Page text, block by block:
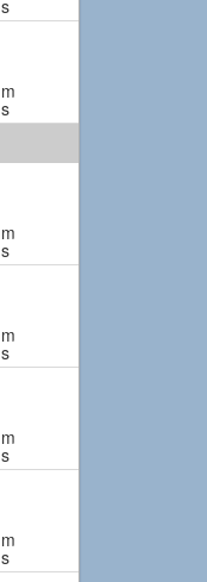
s
m
s
m
s
m
s
m
s
m
s